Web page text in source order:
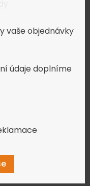
vaše objednávky
údaje doplníme